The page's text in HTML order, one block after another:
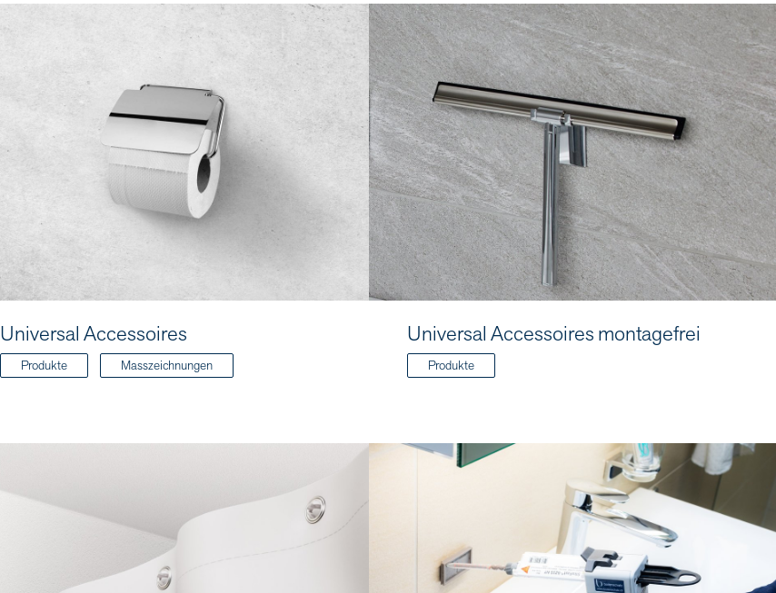
Universal Accessoires
Produkte Masszeichnungen
Universal Accessoires montagefrei
Produkte